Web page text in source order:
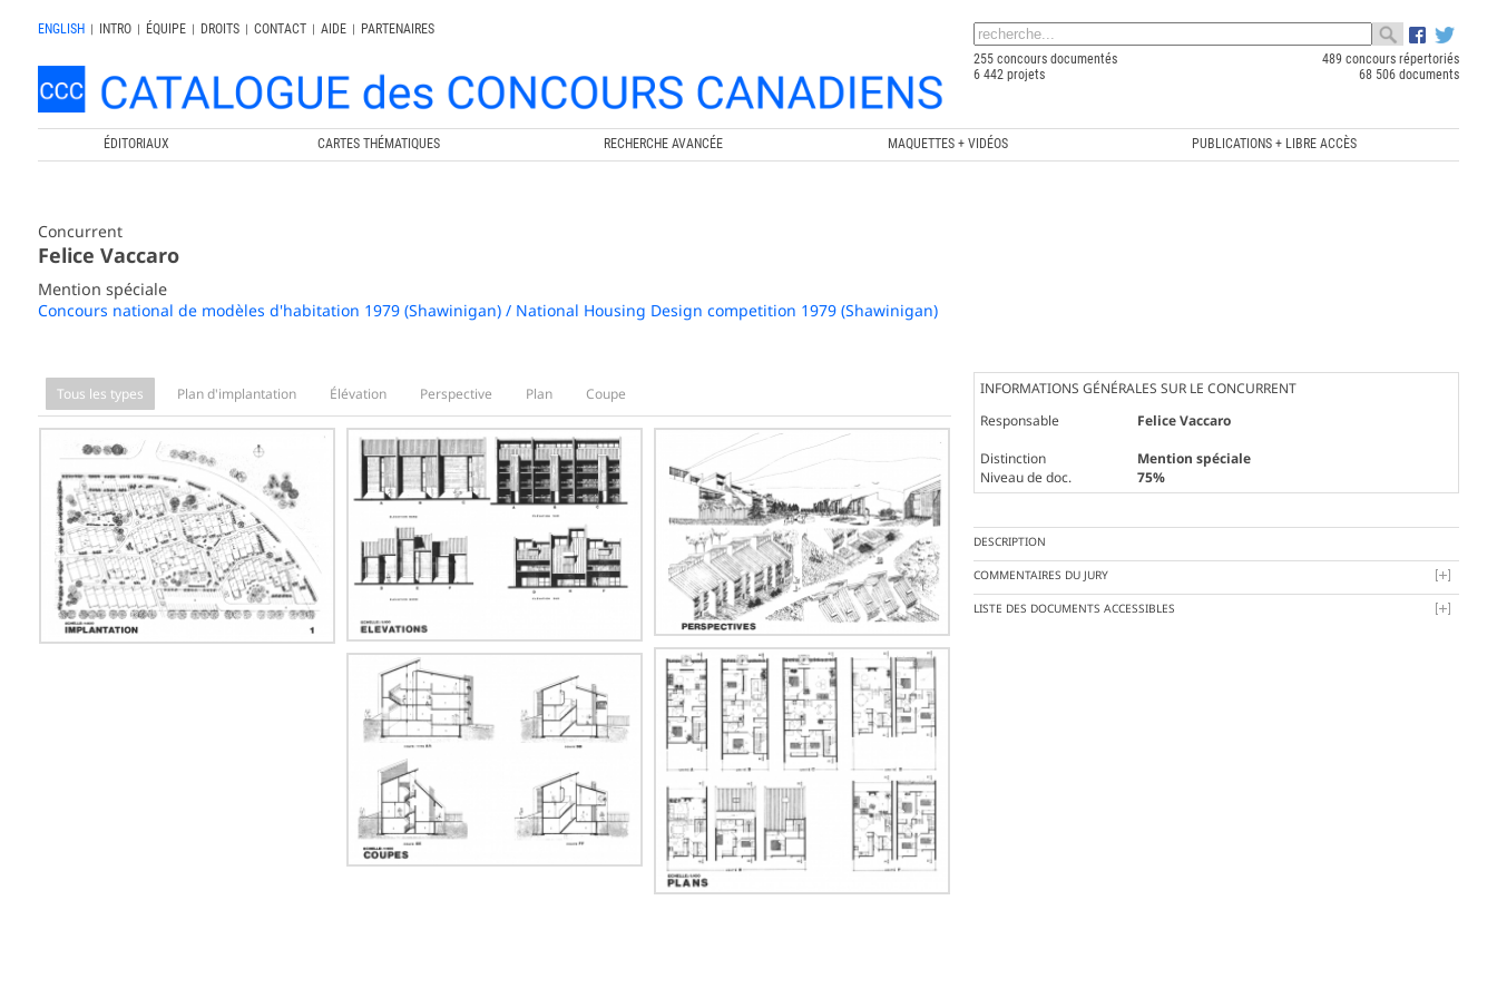
ENGLISH | INTRO | ÉQUIPE | DROITS | CONTACT | AIDE |
PARTENAIRES
255 concours documentés
489 concours répertoriés
6 442 projets
68 506 documents
ÉDITORIAUX CARTES THÉMATIQUES RECHERCHE AVANCÉE MAQUETTES + VIDÉOS PUBLICATIONS + LIBRE ACCÈS
Concurrent
Felice Vaccaro
Mention spéciale
Concours national de modèles d'habitation 1979 (Shawinigan) / National Housing Design competition 1979 (Shawinigan)
Tous les types Plan d'implantation Élévation Perspective Plan Coupe
INFORMATIONS GÉNÉRALES SUR LE CONCURRENT
Responsable
Felice Vaccaro
Distinction
Mention spéciale
Niveau de doc.
75%
DESCRIPTION
COMMENTAIRES DU JURY
LISTE DES DOCUMENTS ACCESSIBLES